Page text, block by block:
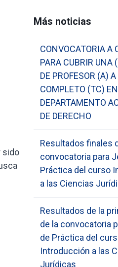
sido
Más noticias
CONVOCATORIA A
PARA CUBRIR UNA
DE PROFESOR (A)
COMPLETO (TC)
DEPARTAMENTO
DE DERECHO
Resultados finales
convocatoria para
Práctica del curso
a las Ciencias
Resultados de la
de la convocatoria
de Práctica del
Introducción a las
Jurídicas